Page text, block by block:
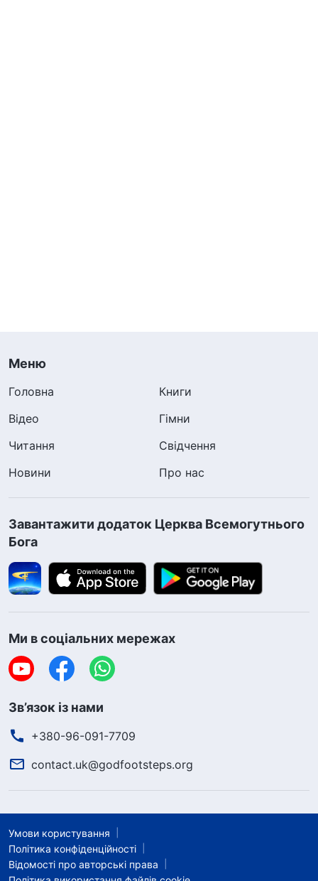
Меню
Головна
Книги
Відео
Гімни
Читання
Свідчення
Новини
Про нас
Завантажити додаток Церква Всемогутнього
Бога
Ми в соціальних мережах
Зв’язок із нами
+380-96-091-7709
contact.uk@godfootsteps.org
Умови користування
Політика конфіденційності
Відомості про авторські права